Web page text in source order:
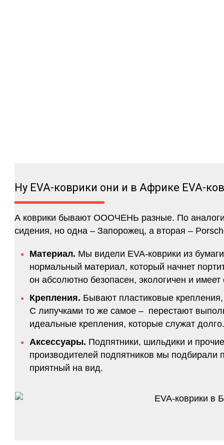
Ну EVA-коврики они и в Африке EVA-
А коврики бывают ОООЧЕНЬ разные. По
сидения, но одна – Запорожец, а вторая –
Материал. Мы видели EVA-коврики из
нормальный материал, который начнет
он абсолютно безопасен, экологичен и
Крепления. Бывают пластиковые
С липучками то же самое – перестают
идеальные крепления, которые служат
Аксессуары. Подпятники, шильдики и
производителей подпятников мы подбирали
приятный на вид.